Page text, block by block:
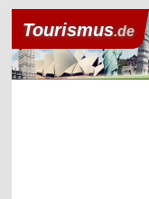
Tourismus.de